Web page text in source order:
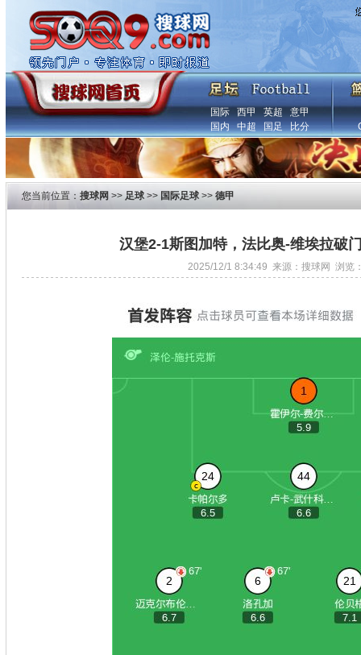
国际 西甲 英超
意甲
国内
中超 国足 比分
您当前位置： 搜球网 >> 足球>> 国际足球>> 德甲
汉堡2-1斯图加特，法比奥-维埃拉破
2025/12/1 8:34:49 来源：搜球网 浏览